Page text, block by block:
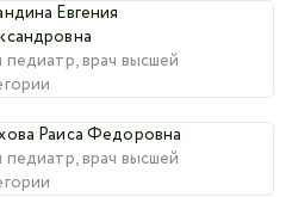
Евгения
педиатр, врач высшей
Раиса Федоровна
педиатр, врач высшей